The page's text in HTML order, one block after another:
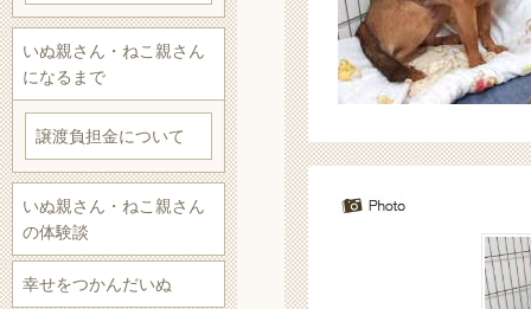
いぬ親さん・ねこ親さん
になるまで
譲渡負担金について
いぬ親さん・ねこ親さん
の体験談
幸せをつかんだいぬ